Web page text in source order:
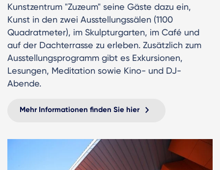
Kunstzentrum "Zuzeum" seine Gäste dazu ein,
Kunst in den zwei Ausstellungssälen (1100
Quadratmeter), im Skulpturgarten, im Café und
auf der Dachterrasse zu erleben. Zusätzlich zum
Ausstellungsprogramm gibt es Exkursionen,
Lesungen, Meditation sowie Kino- und DJ-
Abende.
Mehr Informationen finden Sie hier